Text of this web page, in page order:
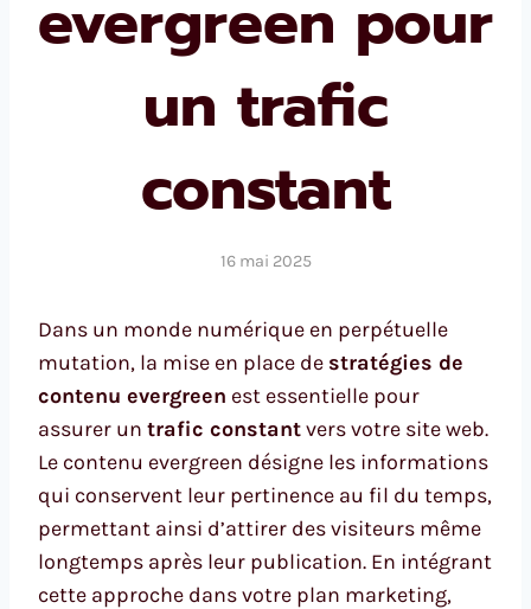
evergreen pour
un trafic
constant
16 mai 2025
Dans un monde numérique en perpétuelle
mutation, la mise en place de stratégies de
contenu evergreen est essentielle pour
assurer un trafic constantvers votre site web.
Le contenu evergreen désigne les informations
qui conservent leur pertinence au fil du temps,
permettant ainsi d’attirer des visiteurs même
longtemps après leur publication. En intégrant
cette approche dans votre plan marketing,